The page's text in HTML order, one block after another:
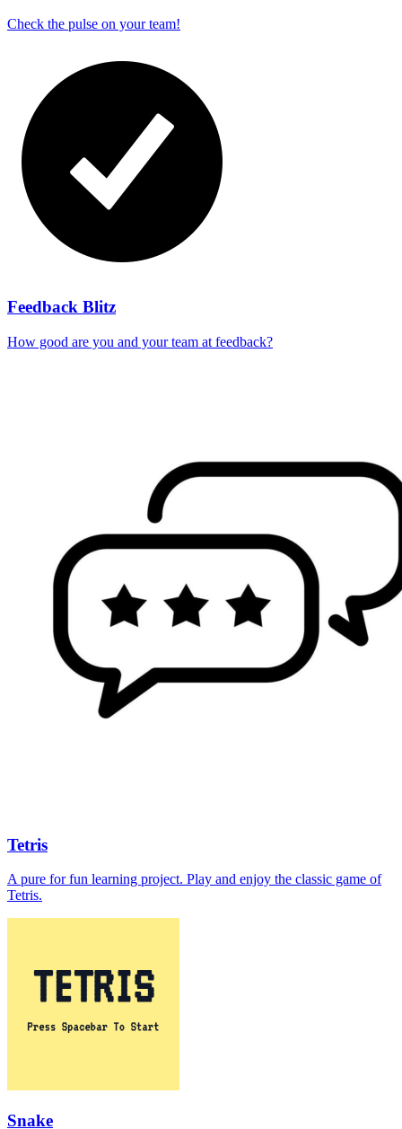
Check the pulse on your team!
Feedback Blitz
How good are you and your team at feedback?
Tetris
A pure for fun learning project. Play and enjoy the classic game of
Tetris.
Snake